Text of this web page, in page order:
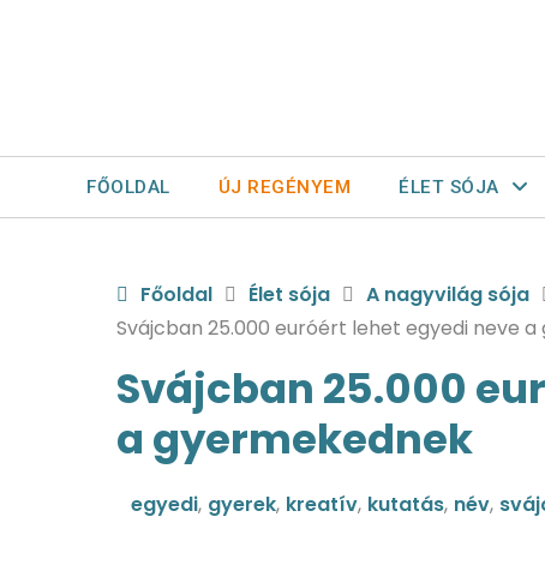
FŐOLDAL ÚJ REGÉNYEM ÉLET SÓJA
Főoldal Élet sója
A nagyvilág sója
Svájcban 25.000 euróért lehet egyedi neve
Svájcban 25.000
a gyermekednek
egyedi, gyerek, kreatív, kutatás, név,